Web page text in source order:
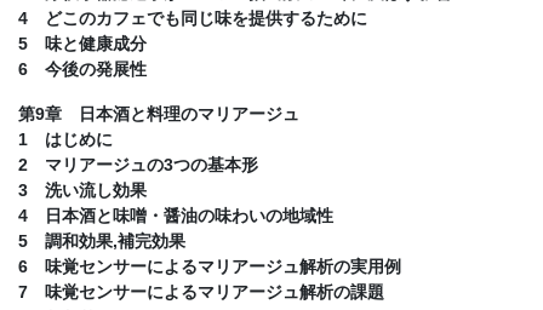
4 どこのカフェでも同じ味を提供するために
5 味と健康成分
6 今後の発展性
第9章 日本酒と料理のマリアージュ
1 はじめに
2 マリアージュの3つの基本形
3 洗い流し効果
4 日本酒と味噌・醤油の味わいの地域性
5 調和効果,補完効果
6 味覚センサーによるマリアージュ解析の実用例
7 味覚センサーによるマリアージュ解析の課題